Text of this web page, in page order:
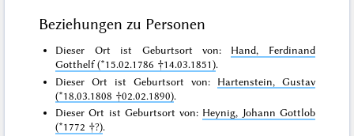
Beziehungen zu Personen
Dieser Ort ist Geburtsort von: Hand, Ferdinand
Gotthelf (*15.02.1786 †14.03.1851).
Dieser Ort ist Geburtsort von: Hartenstein, Gustav
(*18.03.1808 †02.02.1890).
Dieser Ort ist Geburtsort von: Heynig, Johann Gottlob
(*1772 †?).